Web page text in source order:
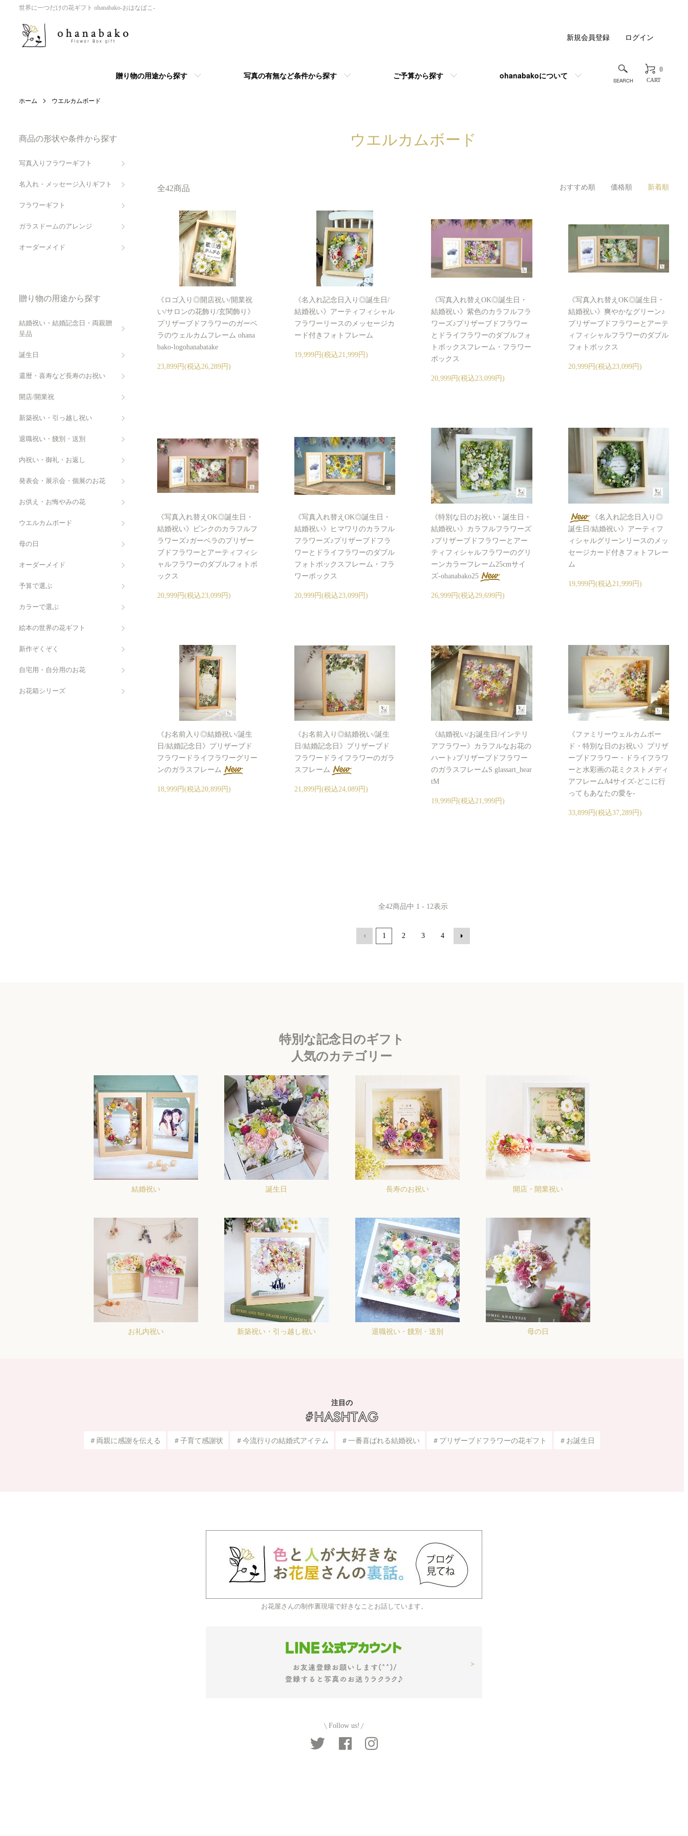
世界に一つだけの花ギフト ohanabako-おはなばこ-
0
CART
贈り物の用途から探す 写真の有無など条件から探す ご予算から探す ohanabakoについて
新規会員登録 ログイン
ホーム ウエルカムボード
ウエルカムボード
全42商品 おすすめ順 価格順 新着順
《ロゴ入り◎開店祝い/開業祝
い/サロンの花飾り/玄関飾り》
プリザーブドフラワーのガーベ
ラのウェルカムフレーム ohana
bako-logohanabatake
23,899円(税込26,289円)
《名入れ記念日入り◎誕生日/
結婚祝い》アーティフィシャル
フラワーリースのメッセージカ
ード付きフォトフレーム
19,999円(税込21,999円)
《写真入れ替えOK◎誕生日・
結婚祝い》紫色のカラフルフラ
ワーズ♪プリザーブドフラワー
とドライフラワーのダブルフォ
トボックスフレーム・フラワー
ボックス
20,999円(税込23,099円)
《写真入れ替えOK◎誕生日・
結婚祝い》爽やかなグリーン♪
プリザーブドフラワーとアーテ
ィフィシャルフラワーのダブル
フォトボックス
20,999円(税込23,099円)
《写真入れ替えOK◎誕生日・
結婚祝い》ピンクのカラフルフ
ラワーズ♪ガーベラのプリザー
ブドフラワーとアーティフィシ
ャルフラワーのダブルフォトボ
ックス
20,999円(税込23,099円)
《写真入れ替えOK◎誕生日・
結婚祝い》ヒマワリのカラフル
フラワーズ♪プリザーブドフラ
ワーとドライフラワーのダブル
フォトボックスフレーム・フラ
ワーボックス
20,999円(税込23,099円)
《特別な日のお祝い・誕生日・
結婚祝い》カラフルフラワーズ
♪プリザーブドフラワーとアー
ティフィシャルフラワーのグリ
ーンカラーフレーム25cmサイ
ズ-ohanabako25
26,999円(税込29,699円)
《名入れ記念日入り◎
誕生日/結婚祝い》アーティフ
ィシャルグリーンリースのメッ
セージカード付きフォトフレー
ム
19,999円(税込21,999円)
《お名前入り◎結婚祝い/誕生
日/結婚記念日》プリザーブド
フラワードライフラワーグリー
ンのガラスフレーム
18,999円(税込20,899円)
《お名前入り◎結婚祝い/誕生
日/結婚記念日》プリザーブド
フラワードライフラワーのガラ
スフレーム
21,899円(税込24,089円)
《結婚祝い/お誕生日/インテリ
アフラワー》カラフルなお花の
ハート♪プリザーブドフラワー
のガラスフレームS glassart_hear
tM
19,999円(税込21,999円)
《ファミリーウェルカムボー
ド・特別な日のお祝い》プリザ
ーブドフラワー・ドライフラワ
ーと水彩画の花ミクストメディ
アフレームA4サイズ-どこに行
ってもあなたの愛を-
33,899円(税込37,289円)
全42商品中 1 - 12表示
1 2 3 4
商品の形状や条件から探す
写真入りフラワーギフト
名入れ・メッセージ入りギフト
フラワーギフト
ガラスドームのアレンジ
オーダーメイド
贈り物の用途から探す
結婚祝い・結婚記念日・両親贈
呈品
誕生日
還暦・喜寿など長寿のお祝い
開店/開業祝
新築祝い・引っ越し祝い
退職祝い・餞別・送別
内祝い・御礼・お返し
発表会・展示会・個展のお花
お供え・お悔やみの花
ウエルカムボード
母の日
オーダーメイド
予算で選ぶ
カラーで選ぶ
絵本の世界の花ギフト
新作ぞくぞく
自宅用・自分用のお花
お花箱シリーズ
特別な記念日のギフト
人気のカテゴリー
結婚祝い 誕生日 長寿のお祝い 開店・開業祝い
お礼内祝い 新築祝い・引っ越し祝い 退職祝い・餞別・送別 母の日
注目の
＃両親に感謝を伝える ＃子育て感謝状 ＃今流行りの結婚式アイテム ＃一番喜ばれる結婚祝い ＃プリザーブドフラワーの花ギフト ＃お誕生日
お花屋さんの制作裏現場で好きなことお話しています。
Follow us!